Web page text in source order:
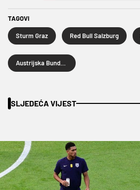
TAGOVI
Sturm Graz Red Bull Salzburg
SLJEDEĆA VIJEST